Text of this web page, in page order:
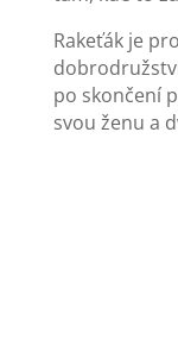
Rakeťák je
po skončení
svou ženu a